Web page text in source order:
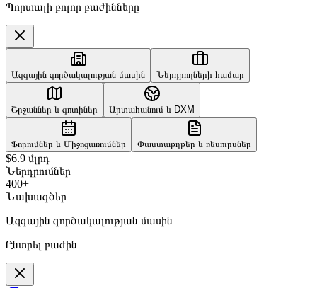
Պորտալի բոլոր բաժինները
Ազգային գործակալության մասին Ներդրողների համար
Շրջաններ և գոտիներ Արտահանում և DXM
Ֆորումներ և Միջոցառումներ Փաստաթղթեր և ռեսուրսներ
$6.9 մլրդ
Ներդրումներ
400+
Նախագծեր
Ազգային գործակալության մասին
Ընտրել բաժին